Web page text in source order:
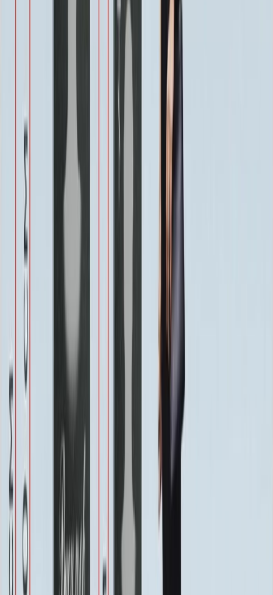
Полировка 1 сторона
Фаска по краю 1-4 см.
Бесплатно
Ретушь фотографии
Бесплатно
Покрытие Антидождь
Бесплатно
Бесплатно
3 000 ₽
2 000 ₽
Установка
Установка
Без установки
Бесплатно
Бесплатно
Доставка
Доставка
Самовывоз
Бесплатно
Москва
2 250 ₽
Мос. Обл. (от МКАД до 50 км)
Мос. Обл. (от МКАД до 100 км)
3 750 ₽
Мос. Обл. (от МКАД до 150 км)
5 250 ₽